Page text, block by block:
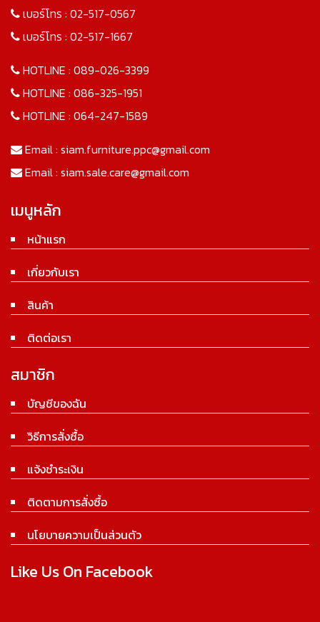
เบอร์โทร : 02-517-0567
เบอร์โทร : 02-517-1667
HOTLINE : 089-026-3399
HOTLINE : 086-325-1951
HOTLINE : 064-247-1589
Email : siam.furniture.ppc@gmail.com
Email : siam.sale.care@gmail.com
เมนูหลัก
หน้าแรก
เกี่ยวกับเรา
สินค้า
ติดต่อเรา
สมาชิก
บัญชีของฉัน
วิธีการสั่งซื้อ
แจ้งชำระเงิน
ติดตามการสั่งซื้อ
นโยบายความเป็นส่วนตัว
Like Us On Facebook